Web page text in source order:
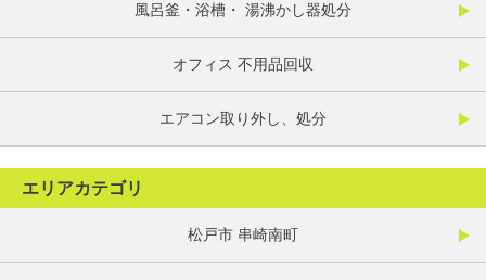
風呂釜・浴槽・ 湯沸かし器処分
オフィス 不用品回収
エアコン取り外し、処分
エリアカテゴリ
松戸市 串崎南町